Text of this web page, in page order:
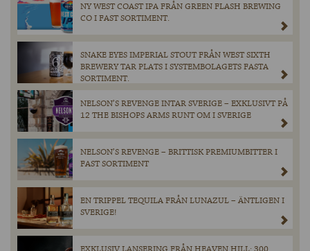
NY WEST COAST IPA FRÅN GREEN FLASH BREWING
CO I FAST SORTIMENT.
SNAKE EYES IMPERIAL STOUT FRÅN WEST SIXTH
BREWERY TAR PLATS I SYSTEMBOLAGETS FASTA
SORTIMENT.
NELSON’S REVENGE INTAR SVERIGE – EXKLUSIVT PÅ
12 THE BISHOPS ARMS RUNT OM I SVERIGE
NELSON’S REVENGE – BRITTISK PREMIUMBITTER I
FAST SORTIMENT
EN TRIPPEL TEQUILA FRÅN LUNAZUL – ÄNTLIGEN I
SVERIGE!